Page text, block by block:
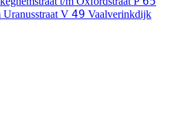
V 49 Vaalverinkdijk